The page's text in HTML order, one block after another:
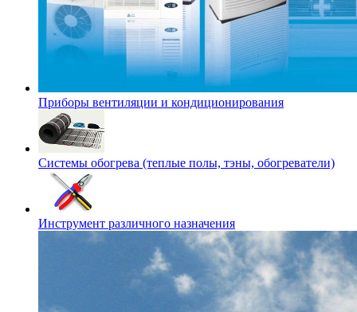
Приборы вентиляции и кондиционирования
Системы обогрева (теплые полы, тэны, обогреватели)
Инструмент различного назначения